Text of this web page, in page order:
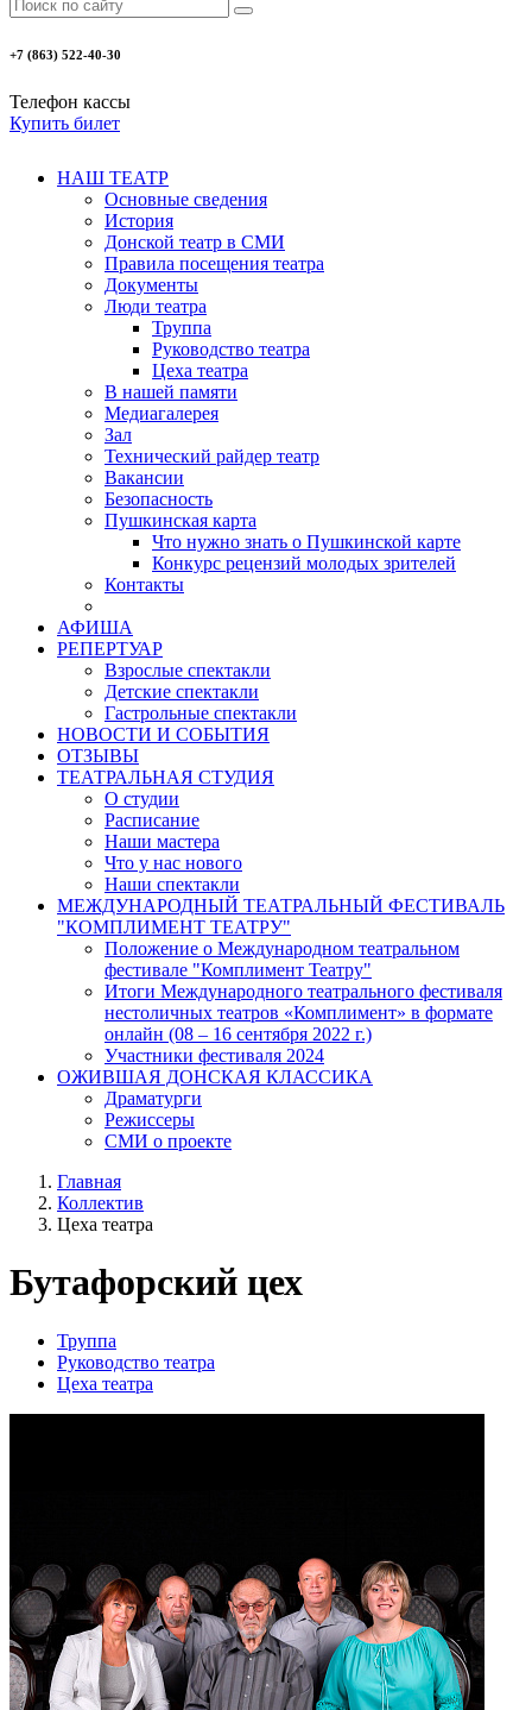
+7 (863) 522-40-30
Телефон кассы
Купить билет
НАШ ТЕАТР
Основные сведения
История
Донской театр в СМИ
Правила посещения театра
Документы
Люди театра
Труппа
Руководство театра
Цеха театра
В нашей памяти
Медиагалерея
Зал
Технический райдер театр
Вакансии
Безопасность
Пушкинская карта
Что нужно знать о Пушкинской карте
Конкурс рецензий молодых зрителей
Контакты
АФИША
РЕПЕРТУАР
Взрослые спектакли
Детские спектакли
Гастрольные спектакли
НОВОСТИ И СОБЫТИЯ
ОТЗЫВЫ
ТЕАТРАЛЬНАЯ СТУДИЯ
О студии
Расписание
Наши мастера
Что у нас нового
Наши спектакли
МЕЖДУНАРОДНЫЙ ТЕАТРАЛЬНЫЙ ФЕСТИВАЛЬ
"КОМПЛИМЕНТ ТЕАТРУ"
Положение о Международном театральном
фестивале "Комплимент Театру"
Итоги Международного театрального фестиваля
нестоличных театров «Комплимент» в формате
онлайн (08 – 16 сентября 2022 г.)
Участники фестиваля 2024
ОЖИВШАЯ ДОНСКАЯ КЛАССИКА
Драматурги
Режиссеры
СМИ о проекте
Главная
Коллектив
Цеха театра
Бутафорский цех
Труппа
Руководство театра
Цеха театра